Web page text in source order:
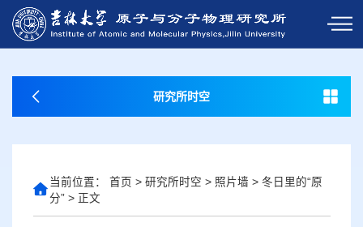
研究所时空
当前位置： 首页 > 研究所时空 > 照片墙 > 冬日里的“原
分”> 正文